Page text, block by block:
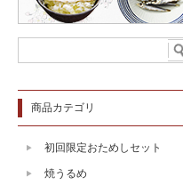
商品カテゴリ
初回限定おためしセット
焼うるめ